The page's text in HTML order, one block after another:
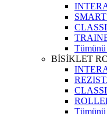
BİSİKLET